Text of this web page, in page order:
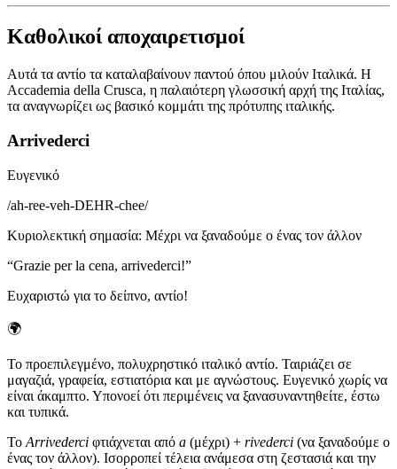
Καθολικοί αποχαιρετισμοί
Αυτά τα αντίο τα καταλαβαίνουν παντού όπου μιλούν Ιταλικά. Η
Accademia della Crusca, η παλαιότερη γλωσσική αρχή της Ιταλίας,
τα αναγνωρίζει ως βασικό κομμάτι της πρότυπης ιταλικής.
Arrivederci
Ευγενικό
/ah-ree-veh-DEHR-chee/
Κυριολεκτική σημασία: Μέχρι να ξαναδούμε ο ένας τον άλλον
“Grazie per la cena, arrivederci!”
Ευχαριστώ για το δείπνο, αντίο!
🌍
Το προεπιλεγμένο, πολυχρηστικό ιταλικό αντίο. Ταιριάζει σε
μαγαζιά, γραφεία, εστιατόρια και με αγνώστους. Ευγενικό χωρίς να
είναι άκαμπτο. Υπονοεί ότι περιμένεις να ξανασυναντηθείτε, έστω
και τυπικά.
Το Arrivederci φτιάχνεται από a (μέχρι) + rivederci (να ξαναδούμε ο
ένας τον άλλον). Ισορροπεί τέλεια ανάμεσα στη ζεστασιά και την